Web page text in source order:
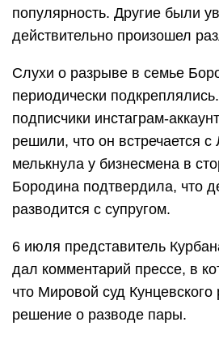
популярность. Другие были
действительно произошел
Слухи о разрыве в семье
периодически
подписчики инстаграм-
решили, что он встречается
мелькнула у бизнесмена в
Бородина подтвердила, что
разводится с супругом.
6 июля представитель
дал комментарий прессе, в
что Мировой суд
решение о разводе пары.